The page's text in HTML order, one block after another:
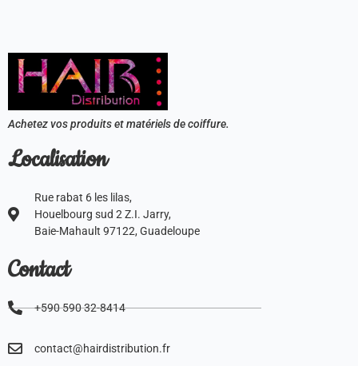
Achetez vos produits et matériels de coiffure.
Localisation
Rue rabat 6 les lilas,
Houelbourg sud 2 Z.I. Jarry,
Baie-Mahault 97122, Guadeloupe
Contact
+590 590 32-8414
contact@hairdistribution.fr